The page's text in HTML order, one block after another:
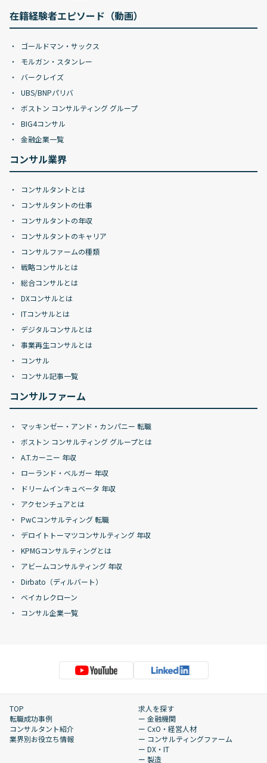
在籍経験者エピソード（動画）
ゴールドマン・サックス
モルガン・スタンレー
バークレイズ
UBS/BNPパリバ
ボストン コンサルティング グループ
BIG4コンサル
金融企業一覧
コンサル業界
コンサルタントとは
コンサルタントの仕事
コンサルタントの年収
コンサルタントのキャリア
コンサルファームの種類
戦略コンサルとは
総合コンサルとは
DXコンサルとは
ITコンサルとは
デジタルコンサルとは
事業再生コンサルとは
コンサル
コンサル記事一覧
コンサルファーム
マッキンゼー・アンド・カンパニー 転職
ボストン コンサルティング グループとは
A.T.カーニー 年収
ローランド・ベルガー 年収
ドリームインキュベータ 年収
アクセンチュアとは
PwCコンサルティング 転職
デロイトトーマツコンサルティング 年収
KPMGコンサルティングとは
アビームコンサルティング 年収
Dirbato（ディルバート）
ベイカレクローン
コンサル企業一覧
TOP
転職成功事例
コンサルタント紹介
業界別お役立ち情報
求人を探す
ー 金融機関
ー CxO・経営人材
ー コンサルティングファーム
ー DX・IT
ー 製造